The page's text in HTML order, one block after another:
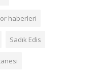
haberleri
Sadık Edis